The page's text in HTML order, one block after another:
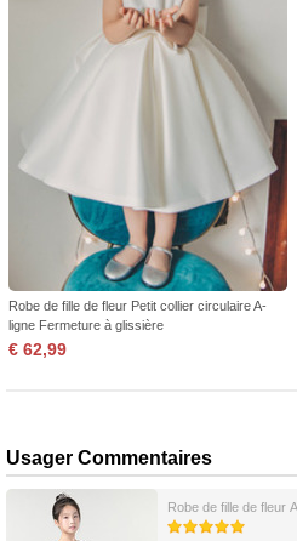
Robe de fille de fleur Petit collier circulaire A-
ligne Fermeture à glissière
€ 62,99
Usager Commentaires
Robe de fille de fleur